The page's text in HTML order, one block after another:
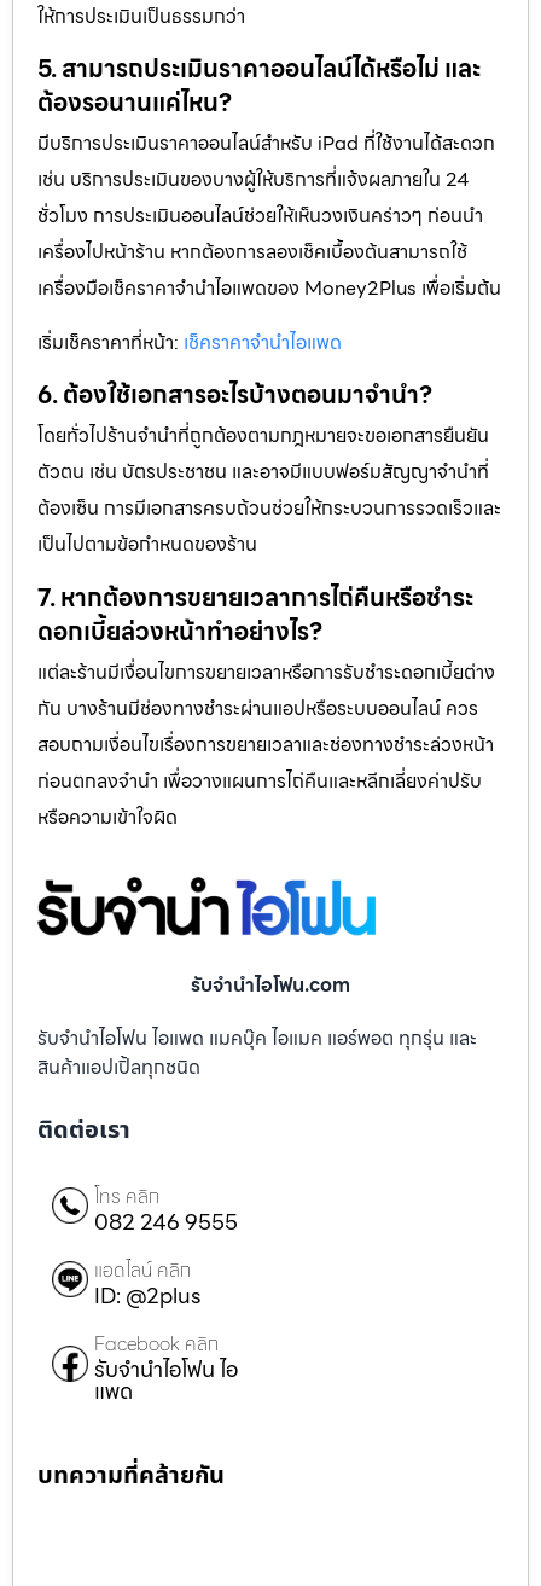
ให้การประเมินเป็นธรรมกว่า
5. สามารถประเมินราคาออนไลน์ได้หรือไม่ และ
ต้องรอนานแค่ไหน?
มีบริการประเมินราคาออนไลน์สำหรับ iPad ที่ใช้งานได้สะดวก
เช่น บริการประเมินของบางผู้ให้บริการที่แจ้งผลภายใน 24
ชั่วโมง การประเมินออนไลน์ช่วยให้เห็นวงเงินคร่าวๆ ก่อนนำ
เครื่องไปหน้าร้าน หากต้องการลองเช็คเบื้องต้นสามารถใช้
เครื่องมือเช็คราคาจำนำไอแพดของ Money2Plus เพื่อเริ่มต้น
เริ่มเช็คราคาที่หน้า: เช็คราคาจำนำไอแพด
6. ต้องใช้เอกสารอะไรบ้างตอนมาจำนำ?
โดยทั่วไปร้านจำนำที่ถูกต้องตามกฎหมายจะขอเอกสารยืนยัน
ตัวตน เช่น บัตรประชาชน และอาจมีแบบฟอร์มสัญญาจำนำที่
ต้องเซ็น การมีเอกสารครบถ้วนช่วยให้กระบวนการรวดเร็วและ
เป็นไปตามข้อกำหนดของร้าน
7. หากต้องการขยายเวลาการไถ่คืนหรือชำระ
ดอกเบี้ยล่วงหน้าทำอย่างไร?
แต่ละร้านมีเงื่อนไขการขยายเวลาหรือการรับชำระดอกเบี้ยต่าง
กัน บางร้านมีช่องทางชำระผ่านแอปหรือระบบออนไลน์ ควร
สอบถามเงื่อนไขเรื่องการขยายเวลาและช่องทางชำระล่วงหน้า
ก่อนตกลงจำนำ เพื่อวางแผนการไถ่คืนและหลีกเลี่ยงค่าปรับ
หรือความเข้าใจผิด
รับจำนำไอโฟน.com
รับจำนำไอโฟน ไอแพด แมคบุ๊ค ไอแมค แอร์พอต ทุกรุ่น และ
สินค้าแอปเปิ้ลทุกชนิด
ติดต่อเรา
โทร คลิก
082 246 9555
แอดไลน์ คลิก
ID: @2plus
Facebook คลิก
รับจำนำไอโฟน ไอ
แพด
บทความที่คล้ายกัน